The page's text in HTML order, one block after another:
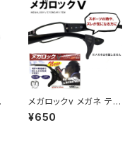
メガロックv メガネ テン
プル 調整 アジャスター
眼鏡 ずり 落ち 防止 固
¥650